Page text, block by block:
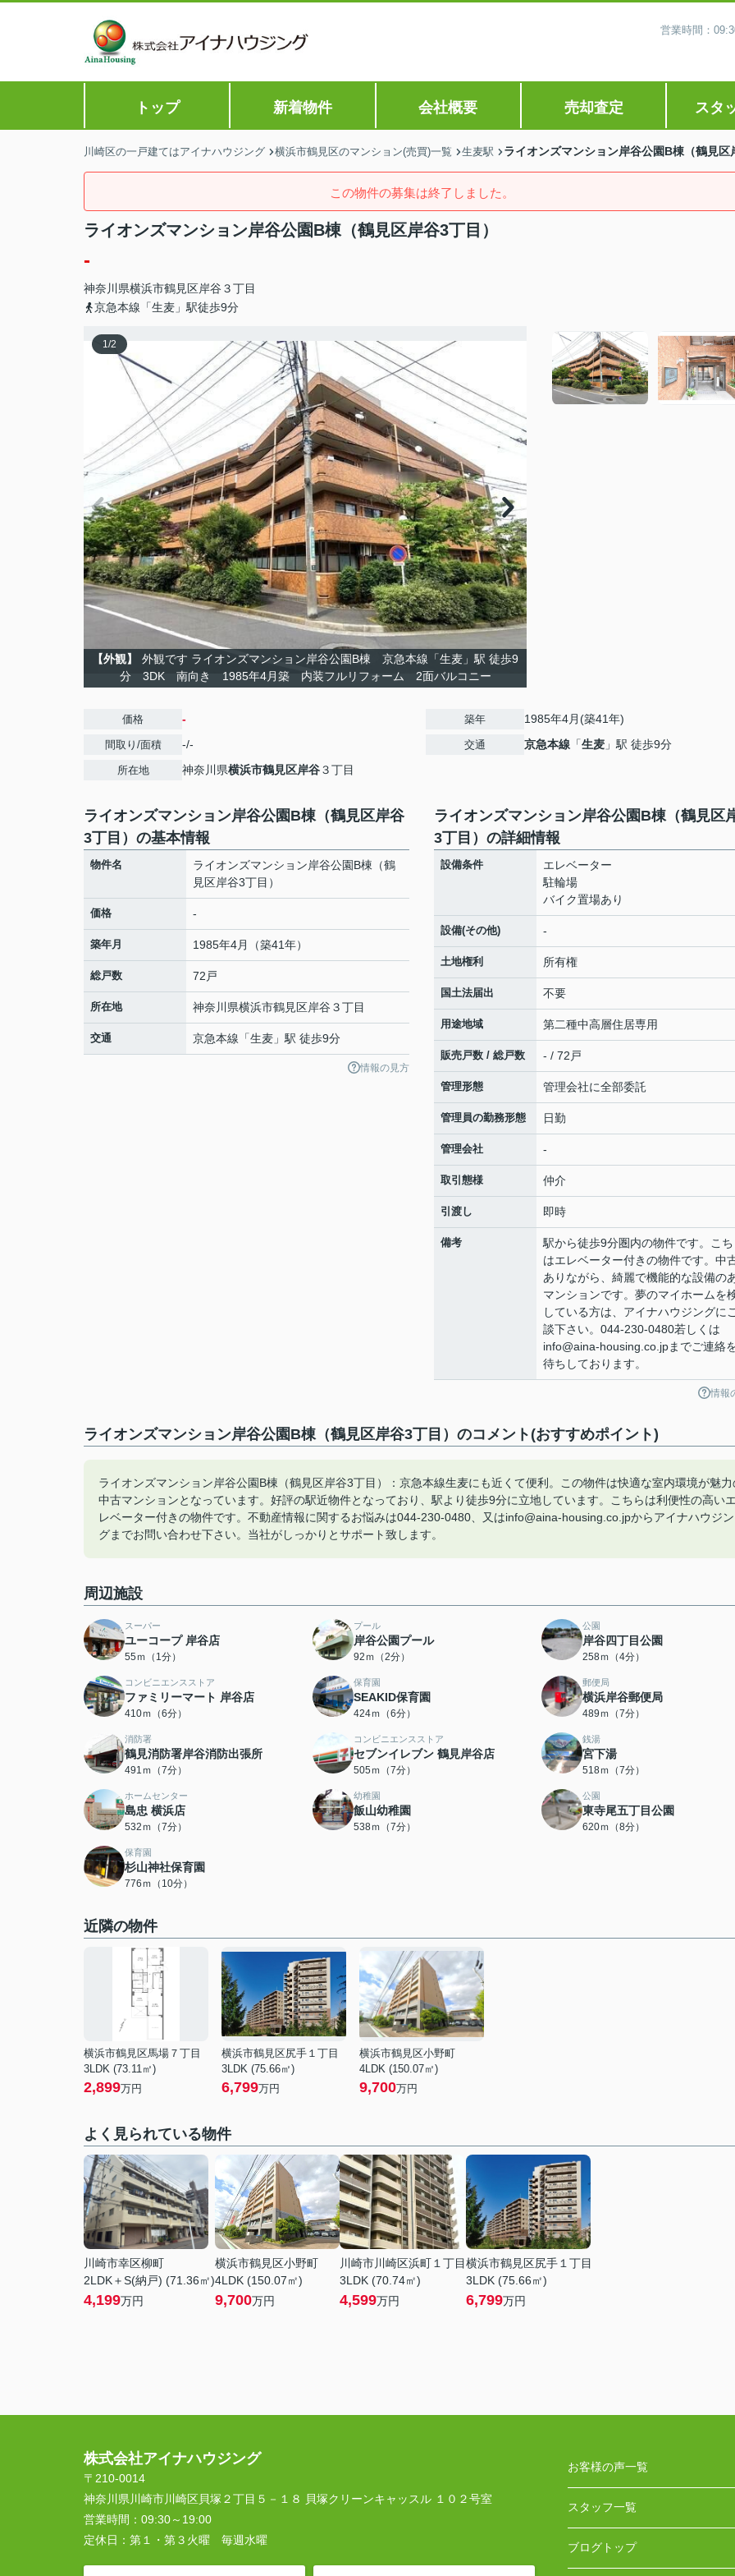
営業時間：
トップ 新着物件 会社概要 売却査定 スタ
川崎区の一戸建てはアイナハウジング 横浜市鶴見区のマンション(売買)一覧 生麦駅 ライオンズマンション岸谷公園B棟（鶴見区
この物件の募集は終了しました。
ライオンズマンション岸谷公園B棟（鶴見区岸谷3丁目）
-
神奈川県横浜市鶴見区岸谷 ３丁目
京急本線「生麦」駅徒歩9分
1/2
【外観】
外観です ライオンズマンション岸谷公園B棟 京急本線「生麦」駅 徒歩9
分 3DK 南向き 1985年4月築 内装フルリフォーム 2面バルコニー
価格 -
間取り/面積 -/-
所在地 神奈川県横浜市鶴見区岸谷３丁目
築年 1985年4月(築41年)
交通 京急本線 「生麦 」駅 徒歩9分
ライオンズマンション岸谷公園B棟（鶴見区岸谷
3丁目）の基本情報
物件名
ライオンズマンション岸谷公園B棟（鶴
見区岸谷3丁目）
価格 -
築年月 1985年4月（築41年）
総戸数 72戸
所在地 神奈川県横浜市鶴見区岸谷 ３丁目
交通 京急本線 「生麦 」駅 徒歩9分
情報の見方
ライオンズマンション岸谷公園B棟（鶴見区
3丁目）の詳細情報
設備条件
エレベーター
駐輪場
バイク置場あり
設備(その他) -
土地権利 所有権
国土法届出 不要
用途地域 第二種中高層住居専用
販売戸数 / 総戸数 - / 72戸
管理形態 管理会社に全部委託
管理員の勤務形態 日勤
管理会社 -
取引態様 仲介
引渡し 即時
備考
駅から徒歩9分圏内の物件です。こ
はエレベーター付きの物件です。中
ありながら、綺麗で機能的な設備の
マンションです。夢のマイホームを
している方は、アイナハウジングに
談下さい。044-230-0480若しくは
info@aina-housing.co.jpまでご連絡
待ちしております。
情報
ライオンズマンション岸谷公園B棟（鶴見区岸谷3丁目）のコメント(おすすめポイント)
ライオンズマンション岸谷公園B棟（鶴見区岸谷3丁目）：京急本線生麦にも近くて便利。この物件は快適な室内環境が魅力
中古マンションとなっています。好評の駅近物件となっており、駅より徒歩9分に立地しています。こちらは利便性の高い
レベーター付きの物件です。不動産情報に関するお悩みは044-230-0480、又はinfo@aina-housing.co.jpからアイナハウジン
グまでお問い合わせ下さい。当社がしっかりとサポート致します。
周辺施設
スーパー
ユーコープ 岸谷店
55ｍ（1分）
プール
岸谷公園プール
92ｍ（2分）
公園
岸谷四丁目公園
258ｍ（4分）
コンビニエンスストア
ファミリーマート 岸谷店
410ｍ（6分）
保育園
SEAKID保育園
424ｍ（6分）
郵便局
横浜岸谷郵便局
489ｍ（7分）
消防署
鶴見消防署岸谷消防出張所
491ｍ（7分）
コンビニエンスストア
セブンイレブン 鶴見岸谷店
505ｍ（7分）
銭湯
宮下湯
518ｍ（7分）
ホームセンター
島忠 横浜店
532ｍ（7分）
幼稚園
飯山幼稚園
538ｍ（7分）
公園
東寺尾五丁目公園
620ｍ（8分）
保育園
杉山神社保育園
776ｍ（10分）
近隣の物件
横浜市鶴見区馬場７丁目
3LDK (73.11㎡)
2,899万円
横浜市鶴見区尻手１丁目
3LDK (75.66㎡)
6,799万円
横浜市鶴見区小野町
4LDK (150.07㎡)
9,700万円
よく見られている物件
川崎市幸区柳町
2LDK＋S(納戸) (71.36㎡)
4,199万円
横浜市鶴見区小野町
4LDK (150.07㎡)
9,700万円
川崎市川崎区浜町１丁目
3LDK (70.74㎡)
4,599万円
横浜市鶴見区尻手１丁目
3LDK (75.66㎡)
6,799万円
株式会社アイナハウジング
〒210-0014
神奈川県川崎市川崎区貝塚２丁目５－１８ 貝塚クリーンキャッスル １０２号室
営業時間： 09:30～19:00
定休日： 第１・第３火曜 毎週水曜
お客様の声一覧
スタッフ一覧
ブログトップ